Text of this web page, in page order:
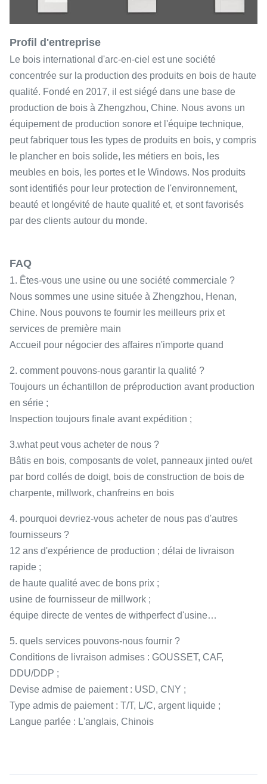
Profil d'entreprise
Le bois international d'arc-en-ciel est une société
concentrée sur la production des produits en bois de haute
qualité. Fondé en 2017, il est siégé dans une base de
production de bois à Zhengzhou, Chine. Nous avons un
équipement de production sonore et l'équipe technique,
peut fabriquer tous les types de produits en bois, y compris
le plancher en bois solide, les métiers en bois, les
meubles en bois, les portes et le Windows. Nos produits
sont identifiés pour leur protection de l'environnement,
beauté et longévité de haute qualité et, et sont favorisés
par des clients autour du monde.
FAQ
1. Êtes-vous une usine ou une société commerciale ?
Nous sommes une usine située à Zhengzhou, Henan,
Chine. Nous pouvons te fournir les meilleurs prix et
services de première main
Accueil pour négocier des affaires n'importe quand
2. comment pouvons-nous garantir la qualité ?
Toujours un échantillon de préproduction avant production
en série ;
Inspection toujours finale avant expédition ;
3.what peut vous acheter de nous ?
Bâtis en bois, composants de volet, panneaux jinted ou/et
par bord collés de doigt, bois de construction de bois de
charpente, millwork, chanfreins en bois
4. pourquoi devriez-vous acheter de nous pas d'autres
fournisseurs ?
12 ans d'expérience de production ; délai de livraison
rapide ;
de haute qualité avec de bons prix ;
usine de fournisseur de millwork ;
équipe directe de ventes de withperfect d'usine…
5. quels services pouvons-nous fournir ?
Conditions de livraison admises : GOUSSET, CAF,
DDU/DDP ;
Devise admise de paiement : USD, CNY ;
Type admis de paiement : T/T, L/C, argent liquide ;
Langue parlée : L'anglais, Chinois